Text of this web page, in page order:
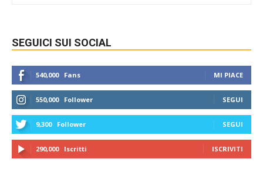
SEGUICI SUI SOCIAL
540,000 Fans MI PIACE
550,000 Follower SEGUI
9,300 Follower SEGUI
290,000 Iscritti ISCRIVITI